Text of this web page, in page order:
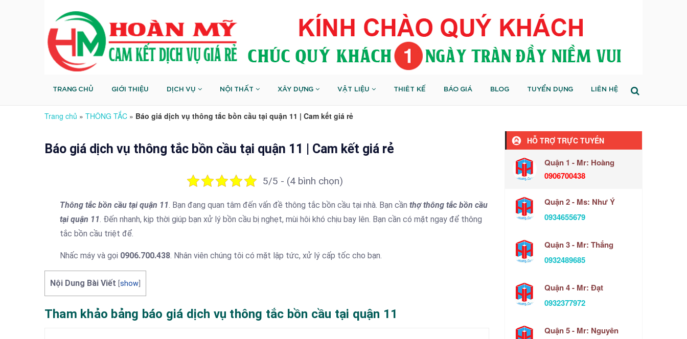
TRANG CHỦ GIỚI THIỆU DỊCH VỤ NỘI THẤT XÂY DỰNG VẬT LIỆU THIÊT KẾ BÁO GIÁ BLOG TUYỂN DỤNG LIÊN HỆ
Trang chủ » THÔNG TẮC » Báo giá dịch vụ thông tắc bồn cầu tại quận 11 | Cam kết giá rẻ
Báo giá dịch vụ thông tắc bồn cầu tại quận 11 | Cam kết giá rẻ
5/5 - (4 bình chọn)
Thông tắc bồn cầu tại quận 11 . Bạn đang quan tâm đến vấn đề thông tắc bồn cầu tại nhà. Bạn cần thợ thông tắc bồn cầu
tại quận 11 . Đến nhanh, kịp thời giúp bạn xử lý bồn cầu bị nghẹt, mùi hôi khó chịu bay lên. Bạn cần có mặt ngay để thông
tắc bồn cầu triệt để.
Nhấc máy và gọi 0906.700.438 . Nhân viên chúng tôi có mặt lập tức, xử lý cấp tốc cho bạn.
Nội Dung Bài Viết show
Tham khảo bảng báo giá dịch vụ thông tắc bồn cầu tại quận 11
HỖ TRỢ TRỰC TUYẾN
Quận 1 - Mr: Hoàng
0906700438
Quận 2 - Ms: Như Ý
0934655679
Quận 3 - Mr: Thắng
0932489685
Quận 4 - Mr: Đạt
0932377972
Quận 5 - Mr: Nguyên